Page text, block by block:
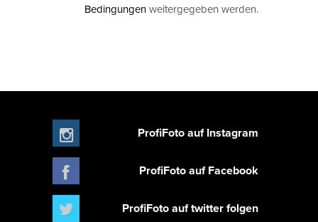
Bedingungenweitergegeben werden.
ProfiFoto auf Instagram
ProfiFoto auf Facebook
ProfiFoto auf twitter folgen